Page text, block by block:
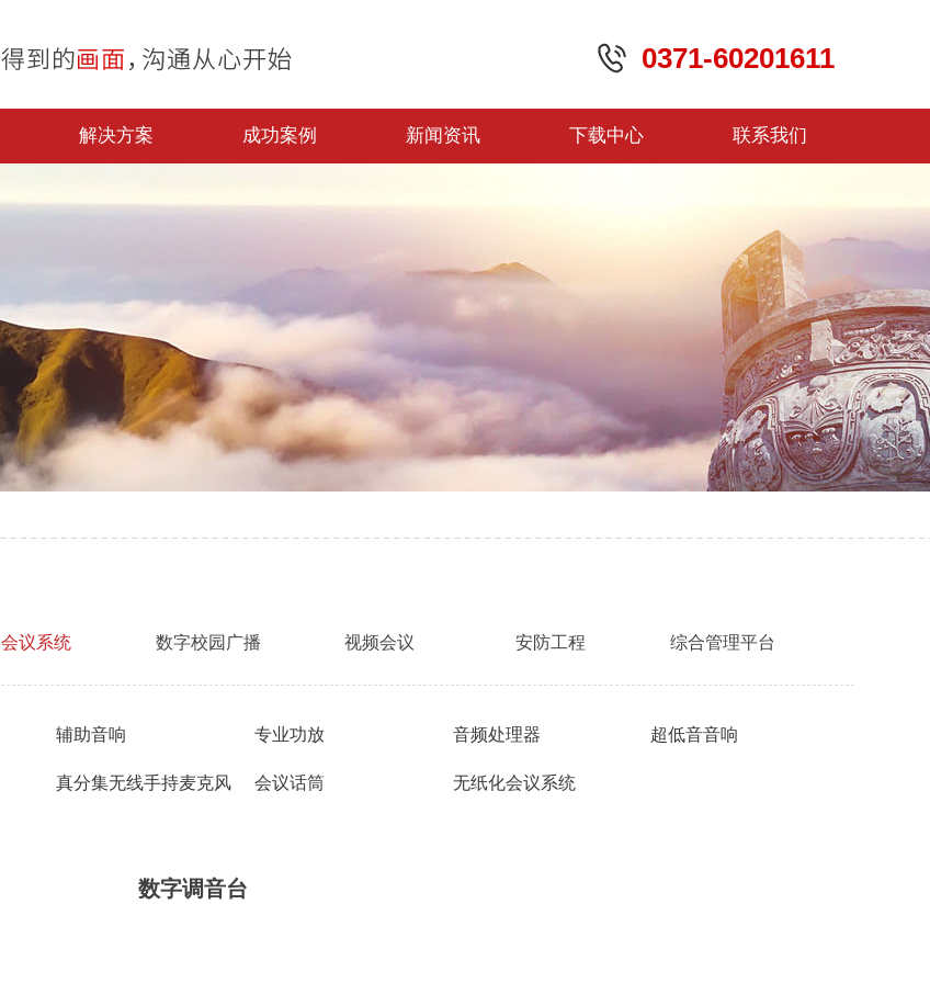
0371-60201611
解决方案 成功案例 新闻资讯 下载中心 联系我们
数字调音台
会议系统 数字校园广播 视频会议 安防工程 综合管理平台
辅助音响 专业功放 音频处理器 超低音音响
真分集无线手持麦克风 会议话筒 无纸化会议系统